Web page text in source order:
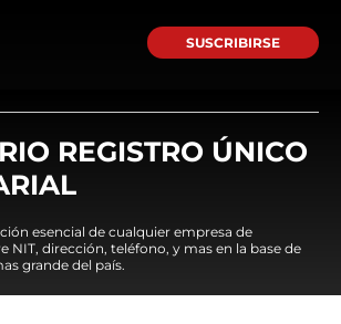
SUSCRIBIRSE
REGISTRO ÚNICO
esencial de cualquier empresa de
NIT, dirección, teléfono, y mas en la base de
grande del país.